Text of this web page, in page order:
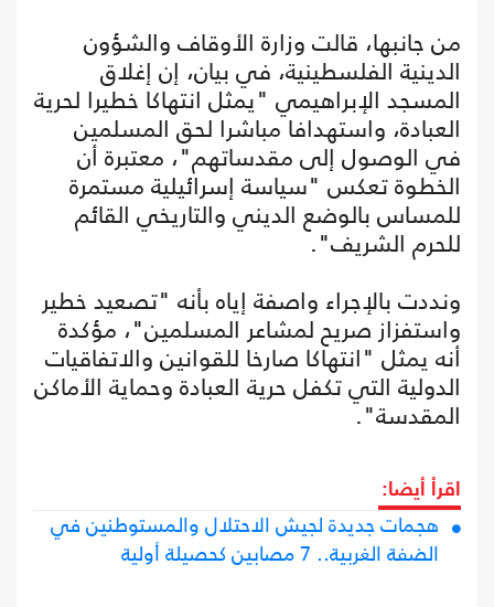
من جانبها، قالت وزارة الأوقاف والشؤون
الدينية الفلسطينية، في بيان، إن إغلاق
المسجد الإبراهيمي "يمثل انتهاكا خطيرا لحرية
العبادة، واستهدافا مباشرا لحق المسلمين
في الوصول إلى مقدساتهم"، معتبرة أن
الخطوة تعكس "سياسة إسرائيلية مستمرة
للمساس بالوضع الديني والتاريخي القائم
للحرم الشريف".
ونددت بالإجراء واصفة إياه بأنه "تصعيد خطير
واستفزاز صريح لمشاعر المسلمين"، مؤكدة
أنه يمثل "انتهاكا صارخا للقوانين والاتفاقيات
الدولية التي تكفل حرية العبادة وحماية الأماكن
المقدسة".
اقرأ أيضا:
هجمات جديدة لجيش الاحتلال والمستوطنين في
الضفة الغربية.. 7 مصابين كحصيلة أولية